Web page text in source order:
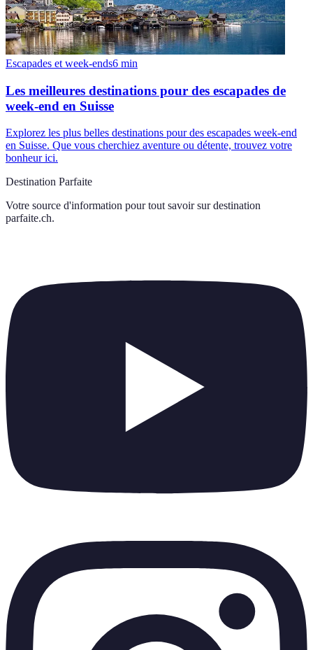
Escapades et week-ends6 min
Les meilleures destinations pour des escapades de
week-end en Suisse
Explorez les plus belles destinations pour des escapades week-end
en Suisse. Que vous cherchiez aventure ou détente, trouvez votre
bonheur ici.
Destination Parfaite
Votre source d'information pour tout savoir sur destination
parfaite.ch.